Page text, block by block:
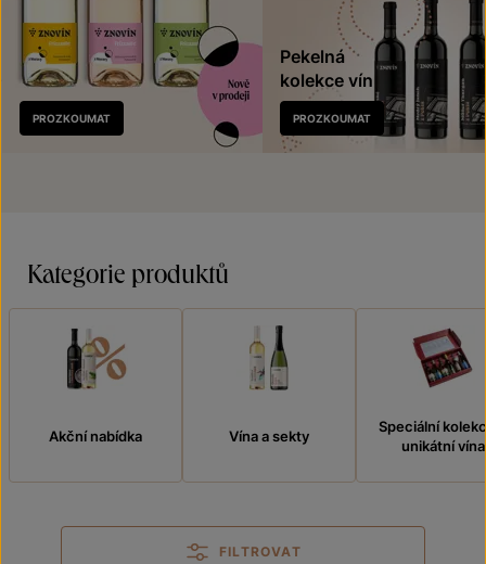
Nově
v prodeji
PROZKOUMAT
Pekelná
kolekce vín
PROZKOUMAT
Kategorie produktů
Akční nabídka Vína a sekty
Speciální
unikátní vína
FILTROVAT